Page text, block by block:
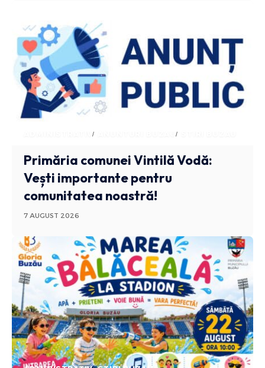
ADMINISTRATIV ANUNTURI BUZAU
Primăria comunei Vintilă Vodă:
Vești importante pentru
comunitatea noastră!
7 AUGUST 2026